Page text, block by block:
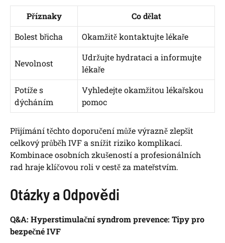
Příznaky
Co dělat
Bolest břicha
Okamžitě kontaktujte lékaře
Nevolnost
Udržujte hydrataci a informujte
lékaře
Potíže s
dýcháním
Vyhledejte okamžitou lékařskou
pomoc
Přijímání těchto doporučení může výrazně zlepšit
celkový průběh IVF a snížit riziko komplikací.
Kombinace osobních zkušeností a profesionálních
rad hraje klíčovou roli v cestě za mateřstvím.
Otázky a Odpovědi
Q&A: Hyperstimulační syndrom prevence: Tipy pro
bezpečné IVF